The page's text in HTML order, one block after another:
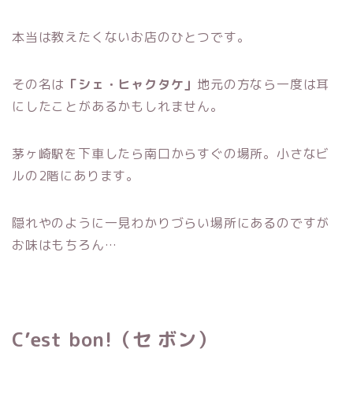
本当は教えたくないお店のひとつです。
その名は 「シェ・ヒャクタケ」 地元の方なら一度は耳
にしたことがあるかもしれません。
茅ヶ崎駅を下車したら南口からすぐの場所。小さなビ
ルの2階にあります。
隠れやのように一見わかりづらい場所にあるのですが
お味はもちろん…
C’est bon!（セ ボン）